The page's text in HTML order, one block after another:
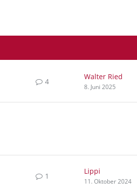
4
Walter Ried
8. Juni 2025
1
Lippi
11. Oktober 2024